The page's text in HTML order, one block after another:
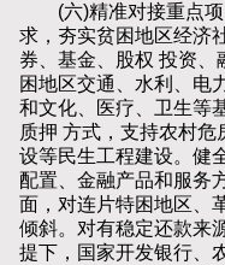
(六)精准对接重点项
求，夯实贫困地区经济
券、基金、股权 投资、
困地区交通、水利、电
和文化、医疗、卫生等
质押 方式，支持农村
设等民生工程建设。健
配置、金融产品和服务
面，对连片特困地区、
倾斜。对有稳定还款来
提下，国家开发银行、